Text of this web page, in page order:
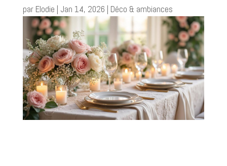
par Elodie | Jan 14, 2026 | Déco & ambiances